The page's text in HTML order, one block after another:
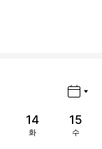
14
화
15
수